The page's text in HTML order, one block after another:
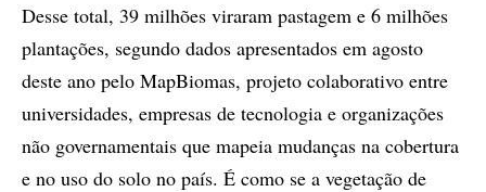
Desse total, 39 milhões viraram pastagem e 6 milhões
plantações, segundo dados apresentados em agosto
deste ano pelo MapBiomas, projeto colaborativo entre
universidades, empresas de tecnologia e organizações
não governamentais que mapeia mudanças na cobertura
e no uso do solo no país. É como se a vegetação de